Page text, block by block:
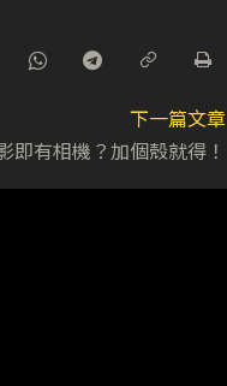
下一篇文章
即有相機？加個殼就得！